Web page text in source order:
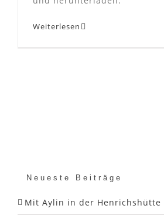
Weiterlesen
Neueste Beiträge
Mit Aylin in der Henrichshütte